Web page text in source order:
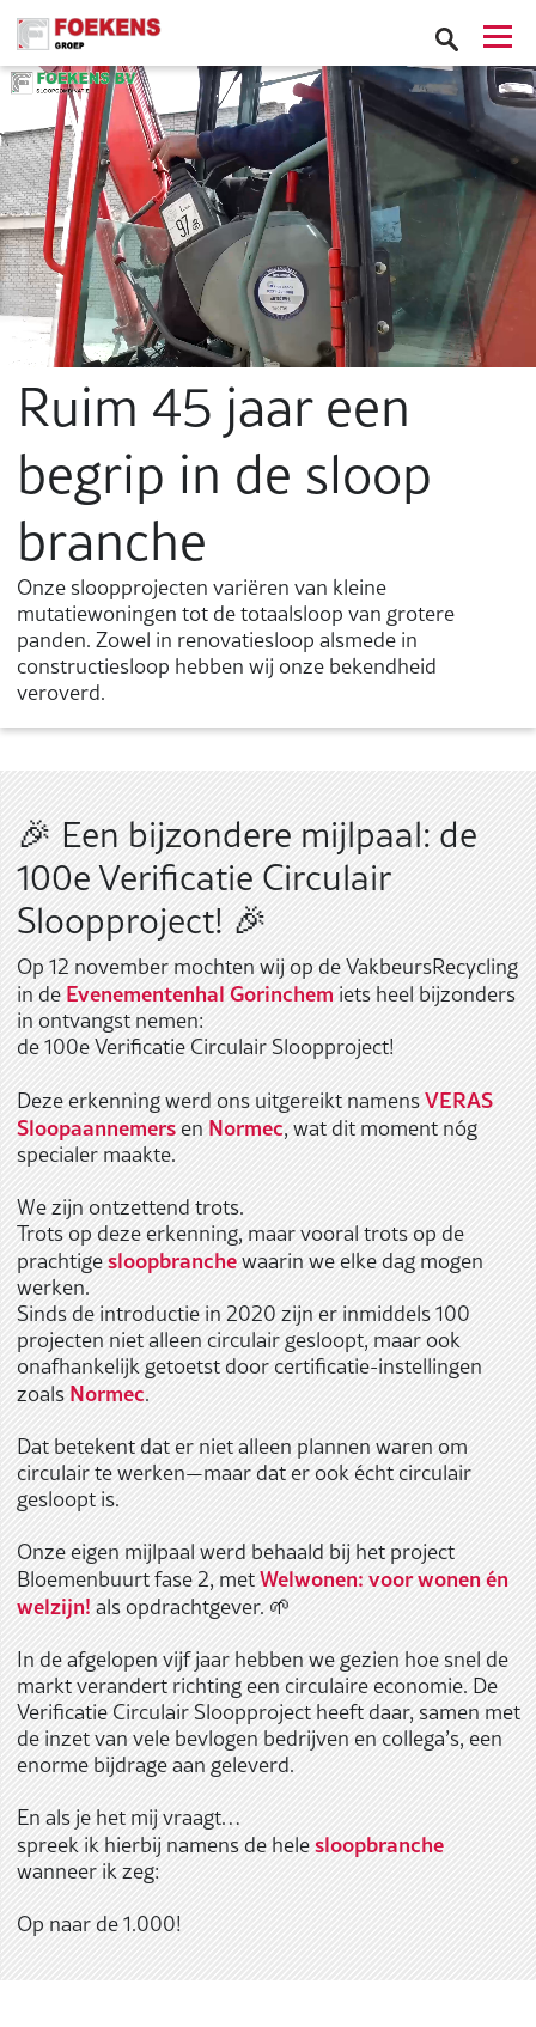
Ruim 45 jaar een
begrip in de sloop
branche
Onze sloopprojecten variëren van kleine
mutatiewoningen tot de totaalsloop van grotere
panden. Zowel in renovatiesloop alsmede in
constructiesloop hebben wij onze bekendheid
veroverd.
🎉 Een bijzondere mijlpaal: de
100e Verificatie Circulair
Sloopproject! 🎉
Op 12 november mochten wij op de VakbeursRecycling
in de Evenementenhal Gorinchem iets heel bijzonders
in ontvangst nemen:
de 100e Verificatie Circulair Sloopproject!
Deze erkenning werd ons uitgereikt namensVERAS
Sloopaannemersen Normec, wat dit moment nóg
specialer maakte.
We zijn ontzettend trots.
Trots op deze erkenning, maar vooral trots op de
prachtigesloopbranchewaarin we elke dag mogen
werken.
Sinds de introductie in 2020 zijn er inmiddels 100
projecten niet alleen circulair gesloopt, maar ook
onafhankelijk getoetst door certificatie-instellingen
zoals Normec.
Dat betekent dat er niet alleen plannen waren om
circulair te werken—maar dat er ook écht circulair
gesloopt is.
Onze eigen mijlpaal werd behaald bij het project
Bloemenbuurt fase 2, metWelwonen: voor wonen én
welzijn! als opdrachtgever. 🌱
In de afgelopen vijf jaar hebben we gezien hoe snel de
markt verandert richting een circulaire economie. De
Verificatie Circulair Sloopproject heeft daar, samen met
de inzet van vele bevlogen bedrijven en collega’s, een
enorme bijdrage aan geleverd.
En als je het mij vraagt…
spreek ik hierbij namens de helesloopbranche
wanneer ik zeg:
Op naar de 1.000!